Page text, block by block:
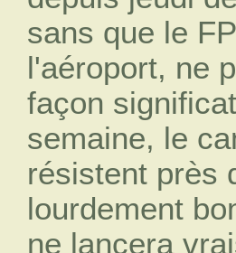
sans que le
l'aéroport, ne
façon
semaine, le
résistent près
lourdement
ne lancera